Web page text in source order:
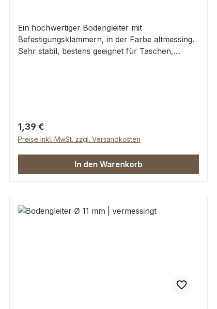
Ein hochwertiger Bodengleiter mit
Befestigungsklammern, in der Farbe altmessing.
Sehr stabil, bestens geeignet für Taschen,
Regulärer Preis:
1,39 €
Preise inkl. MwSt. zzgl. Versandkosten
In den Warenkorb